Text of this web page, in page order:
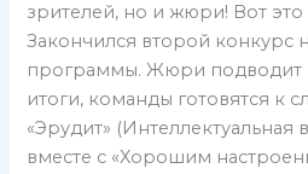
зрителей, но и жюри! Вот
Закончился второй конкурс
программы. Жюри подводит
итоги, команды готовятся к
«Эрудит» (Интеллектуальная
вместе с «Хорошим